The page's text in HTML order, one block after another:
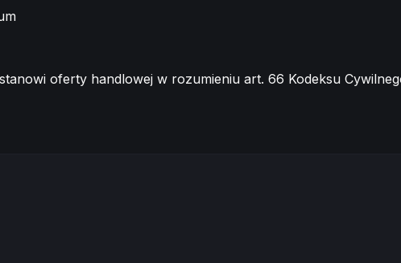
oferty handlowej w rozumieniu art. 66 Kodeksu